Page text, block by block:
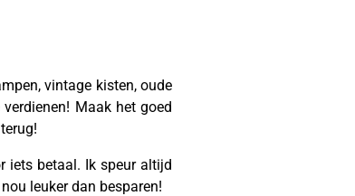
vintage kisten, oude
Maak het goed
iets betaal. Ik speur altijd
leuker dan besparen!